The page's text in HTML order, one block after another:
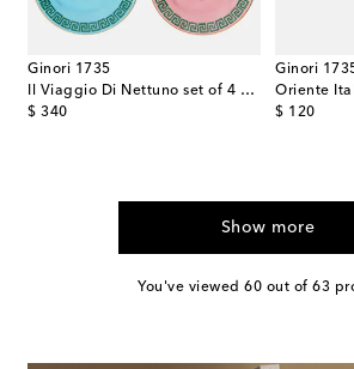
Ginori 1735
Il Viaggio Di Nettuno set of 4 bread plates by Luke Edward Hall
$ 340
original price
Ginori
$ 120
original
Show more
You've viewed 60 out of 63